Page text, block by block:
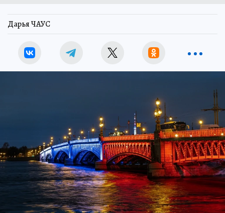
Дарья ЧАУС